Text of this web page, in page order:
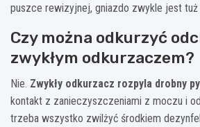
puszce rewizyjnej, gniazdo zwykle jest tuż
Czy można odkurzyć
zwykłym odkurzaczem?
Nie. Zwykły odkurzacz rozpyla drobny
kontakt z zanieczyszczeniami z moczu i
trzeba wszystko zwilżyć środkiem